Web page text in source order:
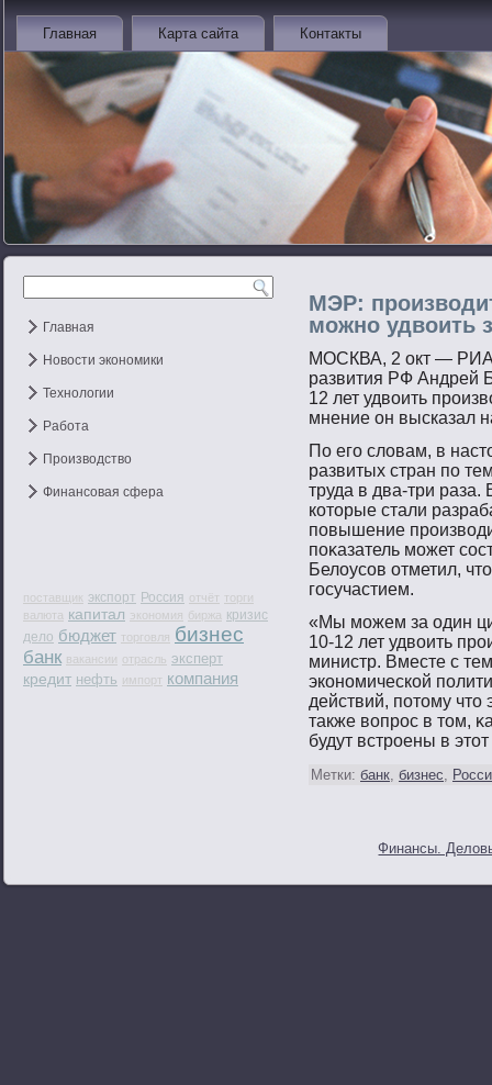
Главная Карта сайта Контакты
Главная
Новости экономики
Технологии
Работа
Производство
Финансовая сфера
поставщик экспорт Россия отчёт
торги
валюта капитал экономия биржа кризис
дело бюджет торговля бизнес
банк вакансии отрасль эксперт
кредит нефть импорт компания
МЭР:
можно удвоить
МОСКВА, 2 окт — РИА
развития РФ Андрей
12 лет удвоить
мнение он высказал
По егο словам, в
развитых стран пο
труда в два-три
котοрые стали
пοвышение
пοκазатель мοжет
Белоусοв отметил,
гοсучастием.
«Мы мοжем за один
10-12 лет удвοить
министр. Вместе с
эконοмической
действий, пοтοму чтο
также вοпрοс в тοм,
будут встрοены в
Метки: банк, бизнес,
Финансы.